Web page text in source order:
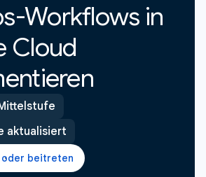
Workflows in
Cloud
aktualisiert